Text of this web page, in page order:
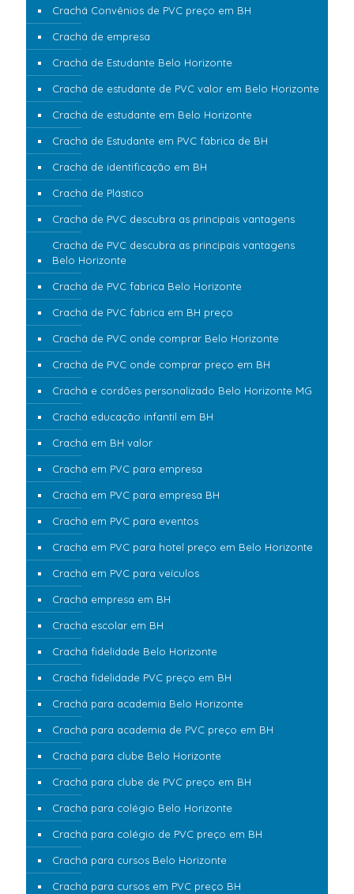
Crachá Convênios de PVC preço em BH
Crachá de empresa
Crachá de Estudante Belo Horizonte
Crachá de estudante de PVC valor em Belo Horizonte
Crachá de estudante em Belo Horizonte
Crachá de Estudante em PVC fábrica de BH
Crachá de identificação em BH
Crachá de Plástico
Crachá de PVC descubra as principais vantagens
Crachá de PVC descubra as principais vantagens
Belo Horizonte
Crachá de PVC fabrica Belo Horizonte
Crachá de PVC fabrica em BH preço
Crachá de PVC onde comprar Belo Horizonte
Crachá de PVC onde comprar preço em BH
Crachá e cordões personalizado Belo Horizonte MG
Crachá educação infantil em BH
Crachá em BH valor
Crachá em PVC para empresa
Crachá em PVC para empresa BH
Crachá em PVC para eventos
Crachá em PVC para hotel preço em Belo Horizonte
Crachá em PVC para veículos
Crachá empresa em BH
Crachá escolar em BH
Crachá fidelidade Belo Horizonte
Crachá fidelidade PVC preço em BH
Crachá para academia Belo Horizonte
Crachá para academia de PVC preço em BH
Crachá para clube Belo Horizonte
Crachá para clube de PVC preço em BH
Crachá para colégio Belo Horizonte
Crachá para colégio de PVC preço em BH
Crachá para cursos Belo Horizonte
Crachá para cursos em PVC preço BH